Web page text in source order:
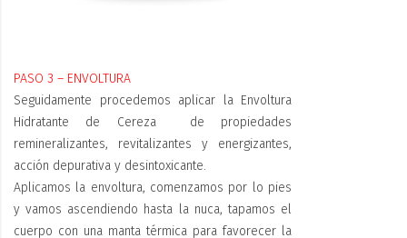
PASO 3 – ENVOLTURA
Seguidamente procedemos aplicar la Envoltura
Hidratante de Cereza de propiedades
remineralizantes, revitalizantes y energizantes,
acción depurativa y desintoxicante.
Aplicamos la envoltura, comenzamos por lo pies
y vamos ascendiendo hasta la nuca, tapamos el
cuerpo con una manta térmica para favorecer la